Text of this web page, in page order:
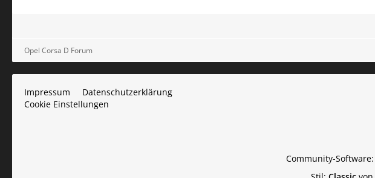
Opel Corsa D Forum
Impressum
Datenschutzerklärung
Cookie Einstellungen
Community-Software: